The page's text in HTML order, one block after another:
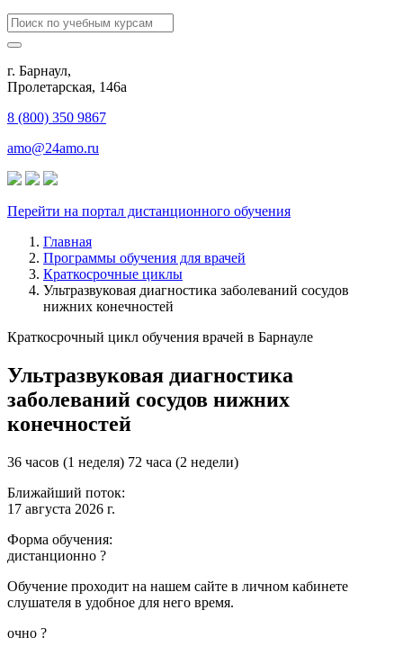
г. Барнаул,
​Пролетарская, 146а
8 (800) 350 9867
amo@24amo.ru
Перейти на портал дистанционного обучения
Главная
Программы обучения для врачей
Краткосрочные циклы
Ультразвуковая диагностика заболеваний сосудов
нижних конечностей
Краткосрочный цикл обучения врачей в Барнауле
Ультразвуковая диагностика
заболеваний сосудов нижних
конечностей
36 часов (1 неделя) 72 часа (2 недели)
Ближайший поток:
17 августа 2026 г.
Форма обучения:
дистанционно ?
Обучение проходит на нашем сайте в личном кабинете
слушателя в удобное для него время.
очно ?